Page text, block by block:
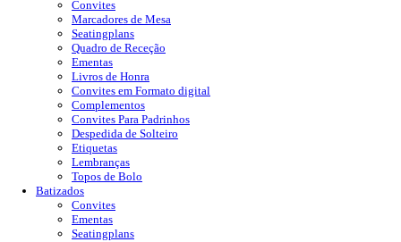
Convites
Marcadores de Mesa
Seatingplans
Quadro de Receção
Ementas
Livros de Honra
Convites em Formato digital
Complementos
Convites Para Padrinhos
Despedida de Solteiro
Etiquetas
Lembranças
Topos de Bolo
Batizados
Convites
Ementas
Seatingplans